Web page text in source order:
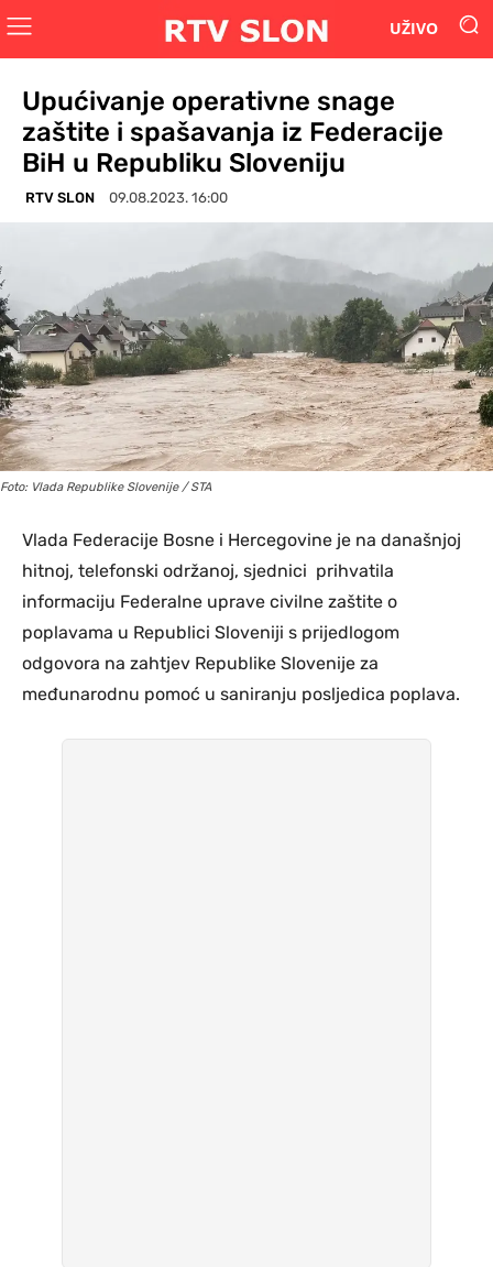
UŽIVO
Upućivanje operativne snage
zaštite i spašavanja iz Federacije
BiH u Republiku Sloveniju
RTV SLON 09.08.2023. 16:00
Foto: Vlada Republike Slovenije / STA
Vlada Federacije Bosne i Hercegovine je na današnjoj
hitnoj, telefonski održanoj, sjednici prihvatila
informaciju Federalne uprave civilne zaštite o
poplavama u Republici Sloveniji s prijedlogom
odgovora na zahtjev Republike Slovenije za
međunarodnu pomoć u saniranju posljedica poplava.